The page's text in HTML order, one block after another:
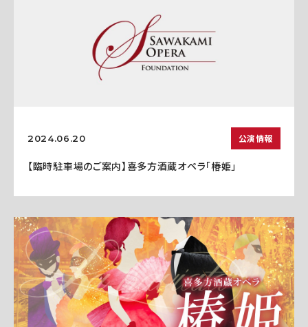
2024.06.20 公演情報
【臨時駐車場のご案内】喜多方酒蔵オペラ「椿姫」